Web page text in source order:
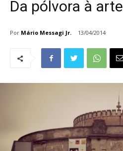
Da pólvora à arte
Por Mário Messagi Jr. 13/04/2014